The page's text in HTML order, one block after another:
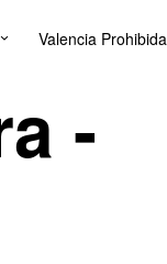
Valencia Prohibida
-